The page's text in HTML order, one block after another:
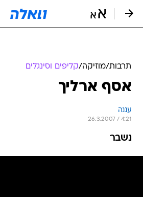
תרבות/מוזיקה/קליפים וסינגלים
אסף ארליך
עננה
26.3.2007 / 4:21
נשבר